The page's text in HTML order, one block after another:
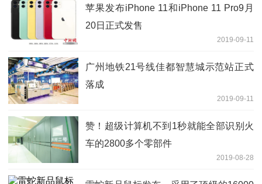
苹果发布iPhone 11和iPhone 11 Pro9月
20日正式发售
2019-09-11
广州地铁21号线佳都智慧城示范站正式
落成
2019-09-11
赞！超级计算机不到1秒就能全部识别火
车的2800多个零部件
2019-08-28